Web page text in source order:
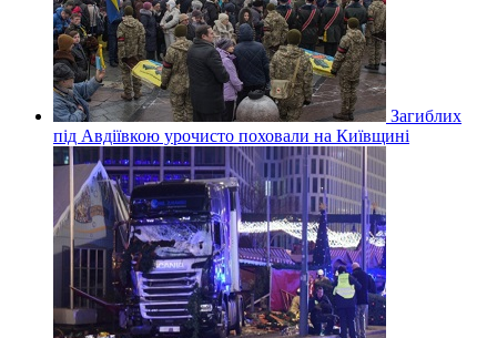
Загиблих
під Авдіївкою урочисто поховали на Київщині